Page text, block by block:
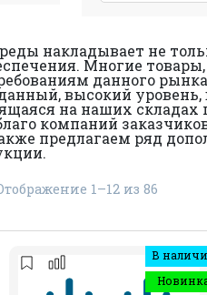
накладывает не
Многие
данного
высокий
на наших складах
благо компаний
предлагаем ряд
1–12 из 86
В